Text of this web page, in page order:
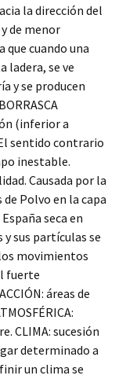
la dirección del
de menor
cuando una
ladera, se ve
y se producen
(inferior a
sentido contrario
inestable.
Causada por la
Polvo en la capa
seca en
y sus partículas se
movimientos
fuerte
áreas de
CLIMA: sucesión
determinado a
un clima se